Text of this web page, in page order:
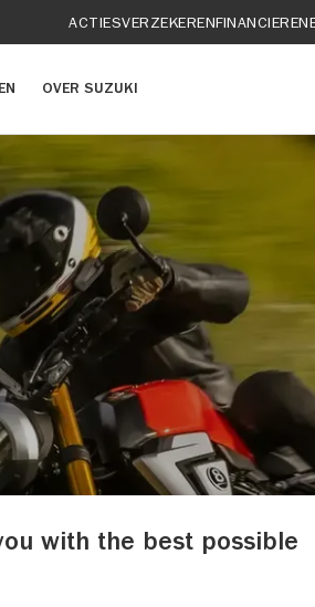
ACTIESVERZEKERENFINANCIEREN
OVER SUZUKI
with the best possible